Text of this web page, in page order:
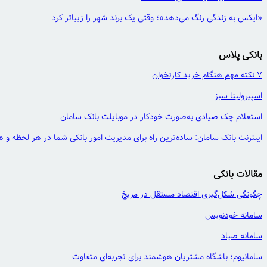
«ایکس به زندگی رنگ می‌دهد»؛ وقتی یک برند شهر را زیباتر کرد
بانکی پلاس
7 نکته مهم هنگام خرید کارتخوان
اسپیرولینا سبز
استعلام چک صیادی به‌صورت خودکار در موبایلت بانک سامان
اینترنت بانک سامان: ساده‌ترین راه برای مدیریت امور بانکی شما در هر لحظه و
مقالات بانکی
چگونگی شکل‌گیری اقتصاد مستقل در مریخ
سامانه خودنویس
سامانه صیاد
سامانیوم؛ باشگاه مشتریان هوشمند برای تجربه‌ای متفاوت